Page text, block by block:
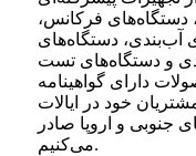
دستگاه‌های فرکانس،
آب‌بندی، دستگاه‌های
و دستگاه‌های تست
دارای گواهینامه
خود در ایالات
جنوبی و اروپا صادر
می‌کنیم.